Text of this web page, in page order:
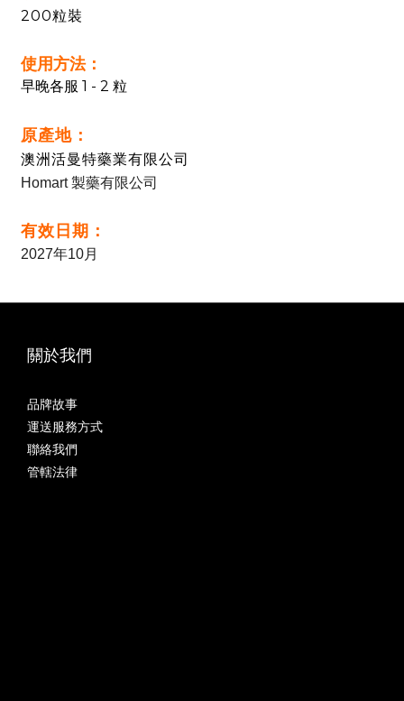
200粒裝
使用方法：
早晚各服 1 - 2 粒
原產地：
澳洲活曼特藥業有限公司
Homart 製藥有限公司
有效日期 ：
2027年10月
關於我們
品牌故事
運送服務方式
聯絡我們
管轄法律